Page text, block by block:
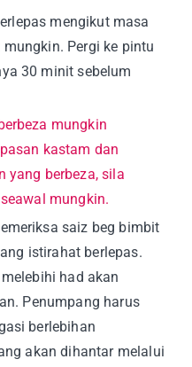
mengikut masa
Pergi ke pintu
30 minit sebelum
mungkin
kastam dan
yang berbeza, sila
mungkin.
saiz beg bimbit
istirahat berlepas.
had akan
Penumpang harus
berlebihan
akan dihantar melalui